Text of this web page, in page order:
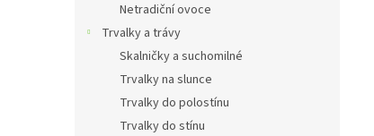
Netradiční ovoce
Trvalky a trávy
Skalničky a suchomilné
Trvalky na slunce
Trvalky do polostínu
Trvalky do stínu